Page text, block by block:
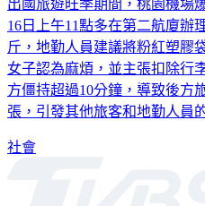
出國旅遊旺季期間，桃園機場
16日上午11點多在第二航廈辦
斤，地勤人員建議將粉紅塑膠
女子認為麻煩，並主張扣除行
方僵持超過10分鐘，導致後方
張，引發其他旅客和地勤人員
社會